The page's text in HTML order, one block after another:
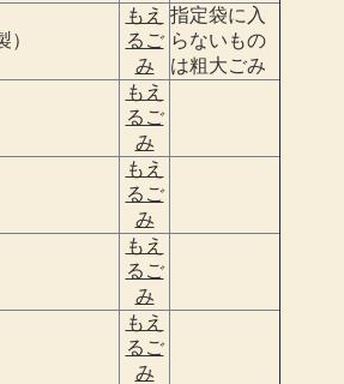
もえ
るご
み
指定袋に入
らないもの
は粗大ごみ
もえ
るご
み
もえ
るご
み
もえ
るご
み
もえ
るご
み